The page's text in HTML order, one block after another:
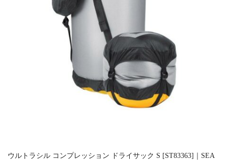
ウルトラシル コンプレッション ドライサック S [ST83363]｜SEA